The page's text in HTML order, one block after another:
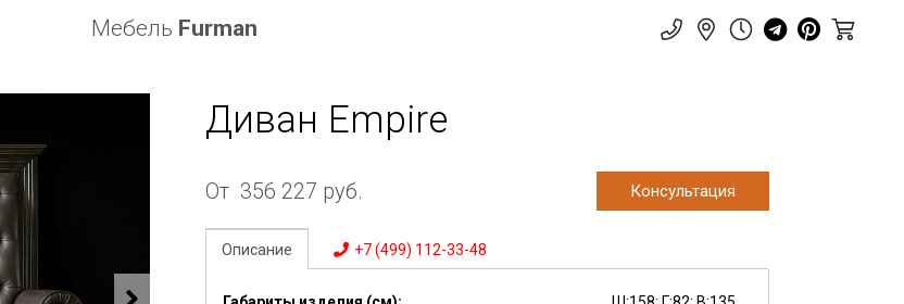
Мебель Furman
Диван Empire
От 356 227 руб. Консультация
Описание +7 (499) 112-33-48